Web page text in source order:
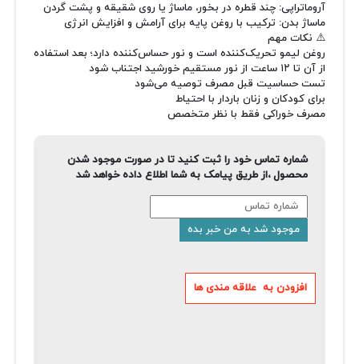
آروماتراپی: چند قطره در بخور، ماساژ یا روی شقیقه و پشت گردن
ماساژ بدن: ترکیب با روغن پایه برای آرامش و افزایش انرژی
⚠️ نکات مهم
روغن لیمو تحریک‌کننده است و نور حساس‌کننده دارد؛ بعد استفاده
از آن تا ۱۲ ساعت از نور مستقیم خورشید اجتناب شود
تست حساسیت قبل مصرف توصیه می‌شود
برای کودکان و زنان باردار با احتیاط
مصرف خوراکی فقط با نظر متخصص
شماره تماس خود را ثبت کنید تا در صورت موجود شدن
محصول ،از طریق پیامک به شما اطلاع داده خواهد شد